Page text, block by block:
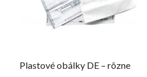
Plastové obálky DE – rôzne